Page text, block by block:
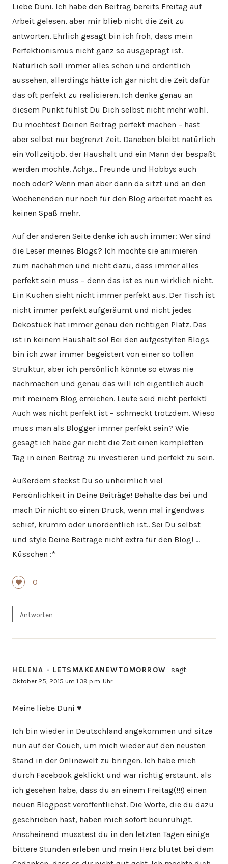
Liebe Duni. Ich habe den Beitrag bereits Freitag auf
Arbeit gelesen, aber mir blieb nicht die Zeit zu
antworten. Ehrlich gesagt bin ich froh, dass mein
Perfektionismus nicht ganz so ausgeprägt ist.
Natürlich soll immer alles schön und ordentlich
aussehen, allerdings hätte ich gar nicht die Zeit dafür
das oft perfekt zu realisieren. Ich denke genau an
diesem Punkt fühlst Du Dich selbst nicht mehr wohl.
Du möchtest Deinen Beitrag perfekt machen – hast
aber selbst nur begrenzt Zeit. Daneben bleibt natürlich
ein Vollzeitjob, der Haushalt und ein Mann der bespaßt
werden möchte. Achja… Freunde und Hobbys auch
noch oder? Wenn man aber dann da sitzt und an den
Wochenenden nur noch für den Blog arbeitet macht es
keinen Spaß mehr.
Auf der anderen Seite denke ich auch immer: Wer sind
die Leser meines Blogs? Ich möchte sie animieren
zum nachahmen und nicht dazu, dass immer alles
perfekt sein muss – denn das ist es nun wirklich nicht.
Ein Kuchen sieht nicht immer perfekt aus. Der Tisch ist
nicht immer perfekt aufgeräumt und nicht jedes
Dekostück hat immer genau den richtigen Platz. Das
ist in keinem Haushalt so! Bei den aufgestylten Blogs
bin ich zwar immer begeistert von einer so tollen
Struktur, aber ich persönlich könnte so etwas nie
nachmachen und genau das will ich eigentlich auch
mit meinem Blog erreichen. Leute seid nicht perfekt!
Auch was nicht perfekt ist – schmeckt trotzdem. Wieso
muss man als Blogger immer perfekt sein? Wie
gesagt ich habe gar nicht die Zeit einen kompletten
Tag in einen Beitrag zu investieren und perfekt zu sein.
Außerdem steckst Du so unheimlich viel
Persönlichkeit in Deine Beiträge! Behalte das bei und
mach Dir nicht so einen Druck, wenn mal irgendwas
schief, krumm oder unordentlich ist.. Sei Du selbst
und style Deine Beiträge nicht extra für den Blog! …
Küsschen :*
0
Antworten
HELENA - LETSMAKEANEWTOMORROW sagt:
Oktober 25, 2015 um 1:39 p.m. Uhr
Meine liebe Duni ♥
Ich bin wieder in Deutschland angekommen und sitze
nun auf der Couch, um mich wieder auf den neusten
Stand in der Onlinewelt zu bringen. Ich habe mich
durch Facebook geklickt und war richtig erstaunt, als
ich gesehen habe, dass du an einem Freitag(!!!) einen
neuen Blogpost veröffentlichst. Die Worte, die du dazu
geschrieben hast, haben mich sofort beunruhigt.
Anscheinend musstest du in den letzten Tagen einige
bittere Stunden erleben und mein Herz blutet bei dem